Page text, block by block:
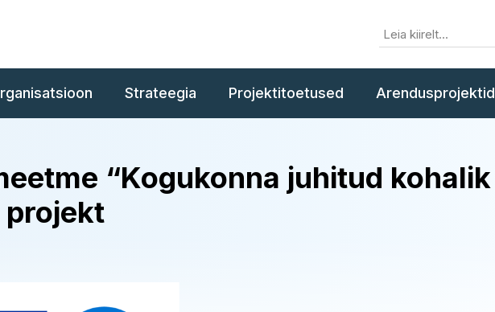
Strateegia Projektitoetused Arendusprojektid
“Kogukonna juhitud kohalik
projekt